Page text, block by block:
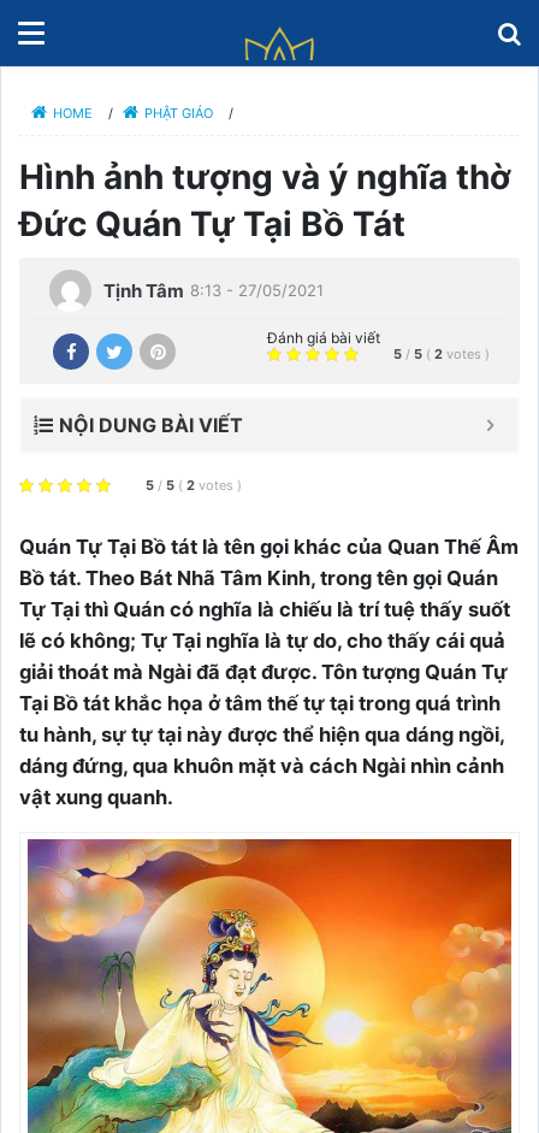
HOME / PHẬT GIÁO /
Hình ảnh tượng và ý nghĩa thờ
Đức Quán Tự Tại Bồ Tát
Tịnh Tâm 8:13 - 27/05/2021
Đánh giá bài viết
5 / 5 ( 2 votes )
NỘI DUNG BÀI VIẾT
5 / 5 ( 2 votes )
Quán Tự Tại Bồ tát là tên gọi khác của Quan Thế Âm
Bồ tát. Theo Bát Nhã Tâm Kinh, trong tên gọi Quán
Tự Tại thì Quán có nghĩa là chiếu là trí tuệ thấy suốt
lẽ có không; Tự Tại nghĩa là tự do, cho thấy cái quả
giải thoát mà Ngài đã đạt được. Tôn tượng Quán Tự
Tại Bồ tát khắc họa ở tâm thế tự tại trong quá trình
tu hành, sự tự tại này được thể hiện qua dáng ngồi,
dáng đứng, qua khuôn mặt và cách Ngài nhìn cảnh
vật xung quanh.